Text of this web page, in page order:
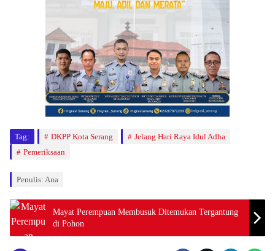
Tag: DKPP Kota Serang
Jelang Hari Raya Idul Adha
Pemeriksaan
Penulis: Ana
Mayat Perempuan Membusuk Ditemukan Tergantung
di Pohon